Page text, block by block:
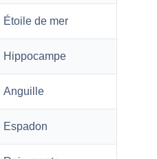
Étoile de mer
Hippocampe
Anguille
Espadon